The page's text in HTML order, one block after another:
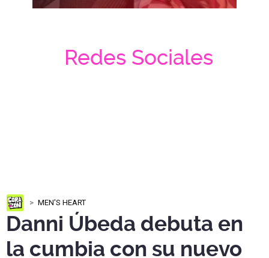
Redes Sociales
MEN'S HEART
Danni Úbeda debuta en
la cumbia con su nuevo